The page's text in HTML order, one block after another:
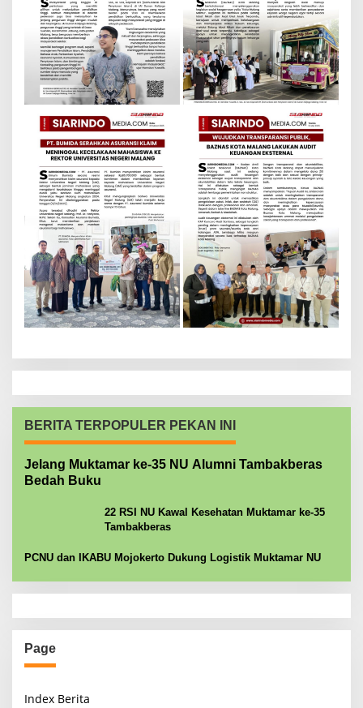
BERITA TERPOPULER PEKAN INI
Jelang Muktamar ke-35 NU Alumni Tambakberas
Bedah Buku
22 RSI NU Kawal Kesehatan Muktamar ke-35
Tambakberas
PCNU dan IKABU Mojokerto Dukung Logistik Muktamar NU
Page
Index Berita